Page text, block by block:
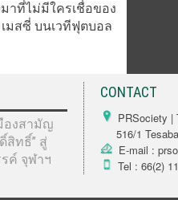
าที่ไม่มีใครเชื่อของ
เมสซี่ บนเวทีฟุตบอล
องสามัญ
สิทธิ์” สู่
ค์ จุฬาฯ
CONTACT
PRSociety |
516/1
E-mail :
Tel : 66(2)